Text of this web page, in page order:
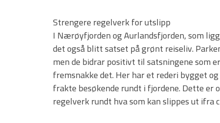
Strengere regelverk for utslipp
I Nærøyfjorden og Aurlandsfjorden, som
det også blitt satset på grønt reiseliv.
men de bidrar positivt til satsningene som
fremsnakke det. Her har et rederi bygget
frakte besøkende rundt i fjordene. Dette
regelverk rundt hva som kan slippes ut ifra